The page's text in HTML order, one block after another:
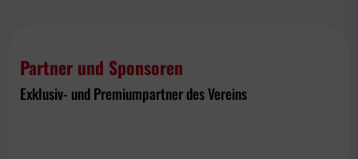
Partner und Sponsoren
Exklusiv- und Premiumpartner des Vereins